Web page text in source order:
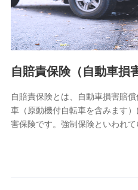
株式会社ドコモ・インシュアラ
個人情報の第三者提供
除き、第三者に提供いたしま
業務の委託
当社は利用目的の達成に必要
自賠責保険（自動車損
自賠責保険とは、自動車損害賠
車（原動機付自転車を含みます
害保険です。強制保険といわれ